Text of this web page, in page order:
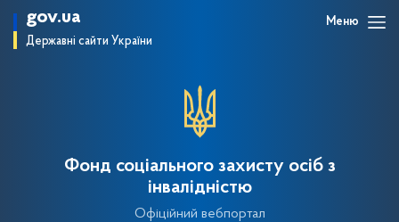
gov.ua
Державні сайти України
Меню
Фонд соціального захисту осіб з
інвалідністю
Офіційний вебпортал